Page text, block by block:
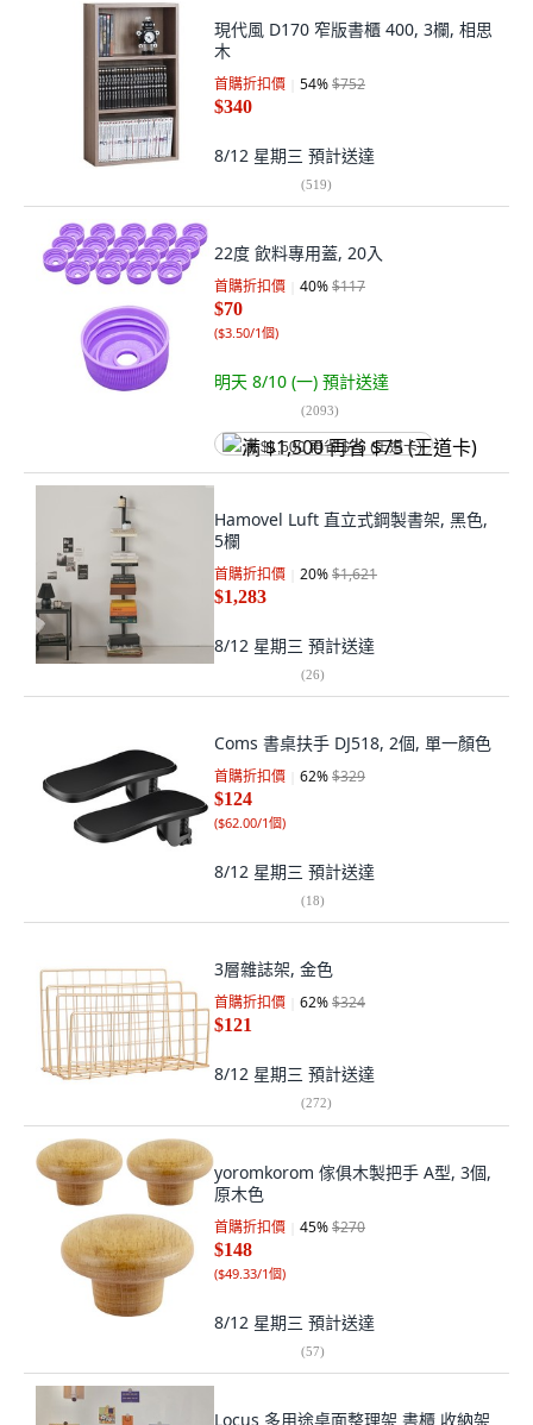
現代風 D170 窄版書櫃 400, 3欄, 相思
木
首購折扣價 54%$752
$340
8/12 星期三 預計送達
(519)
22度 飲料專用蓋, 20入
首購折扣價 40%$117
$70
($3.50/1個)
明天 8/10 (一) 預計送達
(2093)
满 $1,500 再省 $75 (王道卡)
Hamovel Luft 直立式鋼製書架, 黑色,
5欄
首購折扣價 20%$1,621
$1,283
8/12 星期三 預計送達
(26)
Coms 書桌扶手 DJ518, 2個, 單一顏色
首購折扣價 62%$329
$124
($62.00/1個)
8/12 星期三 預計送達
(18)
3層雜誌架, 金色
首購折扣價 62%$324
$121
8/12 星期三 預計送達
(272)
yoromkorom 傢俱木製把手 A型, 3個,
原木色
首購折扣價 45%$270
$148
($49.33/1個)
8/12 星期三 預計送達
(57)
Locus 多用途桌面整理架 書櫃 收納架